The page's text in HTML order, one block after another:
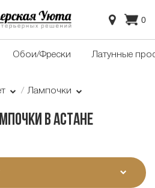
0
Обои/Фрески Латунные
Лампочки
в Астане